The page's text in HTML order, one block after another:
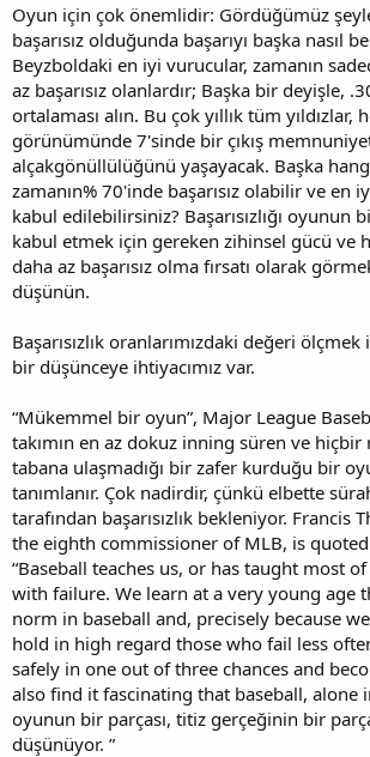
Oyun için çok önemlidir: Gördüğümüz
başarısız olduğunda başarıyı başka nasıl
Beyzboldaki en iyi vurucular, zamanın
az başarısız olanlardır; Başka bir deyişle,
ortalaması alın. Bu çok yıllık tüm yıldızlar,
görünümünde 7'sinde bir çıkış
alçakgönüllülüğünü yaşayacak. Başka
zamanın% 70'inde başarısız olabilir ve en
kabul edilebilirsiniz? Başarısızlığı oyunun
kabul etmek için gereken zihinsel gücü ve
daha az başarısız olma fırsatı olarak
düşünün.
Başarısızlık oranlarımızdaki değeri
bir düşünceye ihtiyacımız var.
“Mükemmel bir oyun”, Major League
takımın en az dokuz inning süren ve
tabana ulaşmadığı bir zafer kurduğu bir
tanımlanır. Çok nadirdir, çünkü elbette
tarafından başarısızlık bekleniyor. Francis
the eighth commissioner of MLB, is
“Baseball teaches us, or has taught most
with failure. We learn at a very young age
norm in baseball and, precisely because
hold in high regard those who fail less
safely in one out of three chances and
also find it fascinating that baseball, alone
oyunun bir parçası, titiz gerçeğinin bir
düşünüyor. ”